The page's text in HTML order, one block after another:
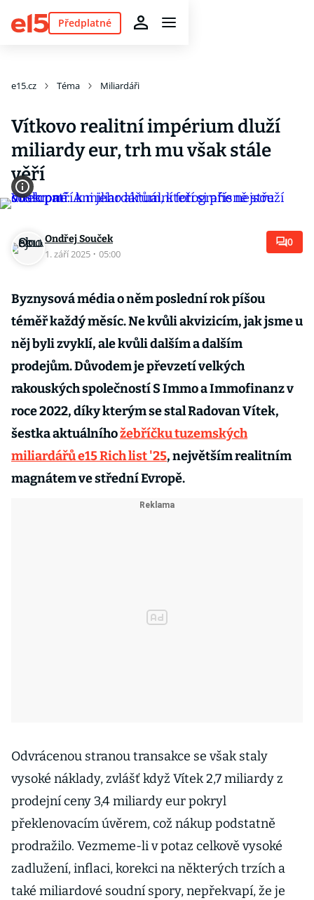
Předplatné
e15.cz Téma Miliardáři
Vítkovo realitní impérium dluží
miliardy eur, trh mu však stále
věří
Ondřej Souček
1. září 2025 · 05:00
0
Byznysová média o něm poslední rok píšou
téměř každý měsíc. Ne kvůli akvizicím, jak jsme u
něj byli zvyklí, ale kvůli dalším a dalším
prodejům. Důvodem je převzetí velkých
rakouských společností S Immo a Immofinanz v
roce 2022, díky kterým se stal Radovan Vítek,
šestka aktuálníhožebříčku tuzemských
miliardářů e15 Rich list '25, největším realitním
magnátem ve střední Evropě.
Odvrácenou stranou transakce se však staly
vysoké náklady, zvlášť když Vítek 2,7 miliardy z
prodejní ceny 3,4 miliardy eur pokryl
překlenovacím úvěrem, což nákup podstatně
prodražilo. Vezmeme-li v potaz celkově vysoké
zadlužení, inflaci, korekci na některých trzích a
také miliardové soudní spory, nepřekvapí, že je